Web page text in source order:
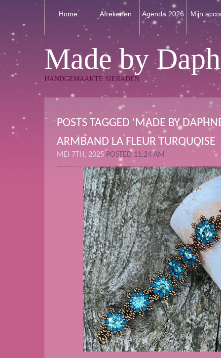
Home Afrekenen Agenda 2026 Mijn
Made by
HANDGEMAAKTE SIERADEN
POSTS TAGGED ‘MADE BY
ARMBAND LA FLEUR TURQUOISE
MEI 7TH, 2025 POSTED 11:24 AM